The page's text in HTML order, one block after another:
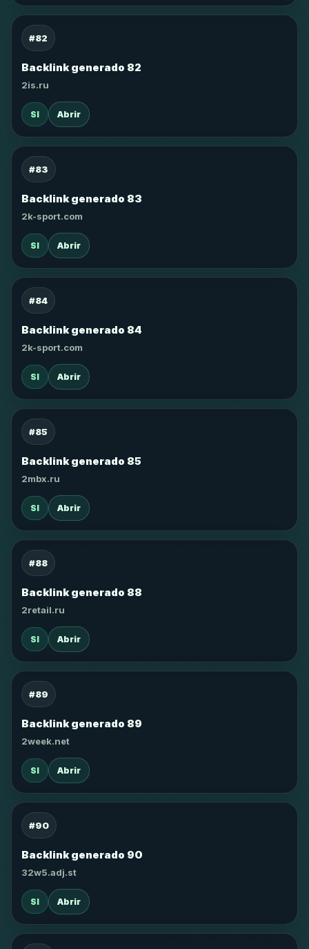
#82
Backlink generado 82
2is.ru
SI Abrir
#83
Backlink generado 83
2k-sport.com
SI Abrir
#84
Backlink generado 84
2k-sport.com
SI Abrir
#85
Backlink generado 85
2mbx.ru
SI Abrir
#88
Backlink generado 88
2retail.ru
SI Abrir
#89
Backlink generado 89
2week.net
SI Abrir
#90
Backlink generado 90
32w5.adj.st
SI Abrir